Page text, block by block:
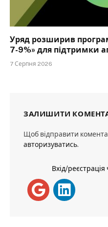
Уряд розширив
7-9%» для підтримки
7 Серпня 2026
ЗАЛИШИТИ
Щоб відправити
авторизуватись.
Вхід/